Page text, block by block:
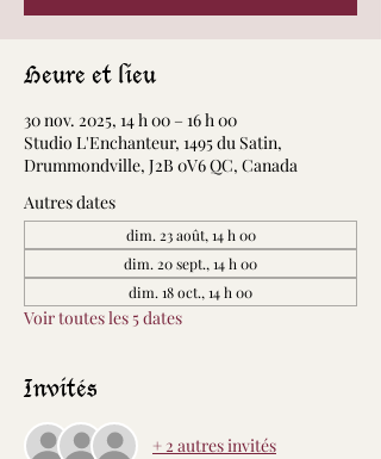
Heure et lieu
30 nov. 2025, 14 h 00 – 16 h 00
Studio L'Enchanteur, 1495 du Satin,
Drummondville, J2B 0V6 QC, Canada
Autres dates
dim. 23 août, 14 h 00
dim. 20 sept., 14 h 00
dim. 18 oct., 14 h 00
Voir toutes les 5 dates
Invités
+ 2 autres invités